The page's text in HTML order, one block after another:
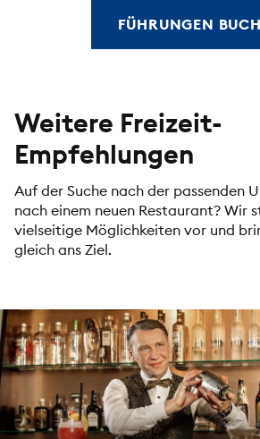
FÜHRUNGEN
Weitere Freizeit-
Empfehlungen
Auf der Suche nach der passenden
nach einem neuen Restaurant? Wir
vielseitige Möglichkeiten vor und
gleich ans Ziel.